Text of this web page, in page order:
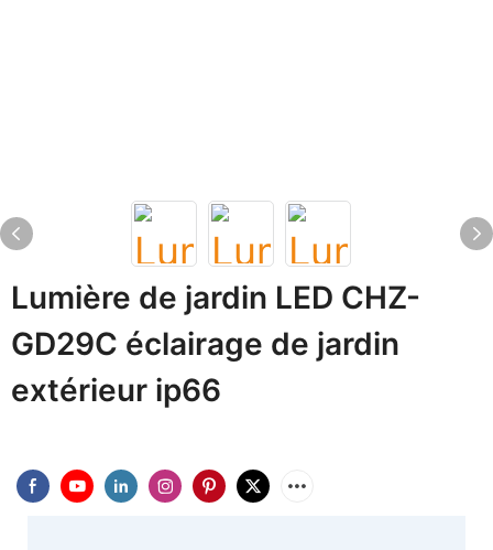
Lumière de jardin LED CHZ-
GD29C éclairage de jardin
extérieur ip66